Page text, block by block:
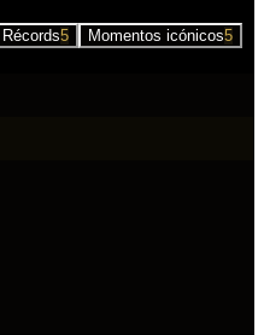
Récords5 Momentos icónicos5